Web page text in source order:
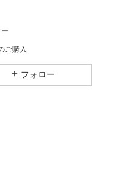
ご購入
フォロー